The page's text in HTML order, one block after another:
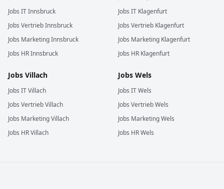
Jobs ITInnsbruck
Jobs VertriebInnsbruck
Jobs MarketingInnsbruck
Jobs HRInnsbruck
Jobs IT Klagenfurt
Jobs Vertrieb Klagenfurt
Jobs Marketing Klagenfurt
Jobs HR Klagenfurt
Jobs Villach
Jobs ITVillach
Jobs VertriebVillach
Jobs MarketingVillach
Jobs HRVillach
Jobs Wels
Jobs ITWels
Jobs VertriebWels
Jobs MarketingWels
Jobs HRWels